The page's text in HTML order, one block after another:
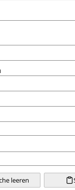
leeren